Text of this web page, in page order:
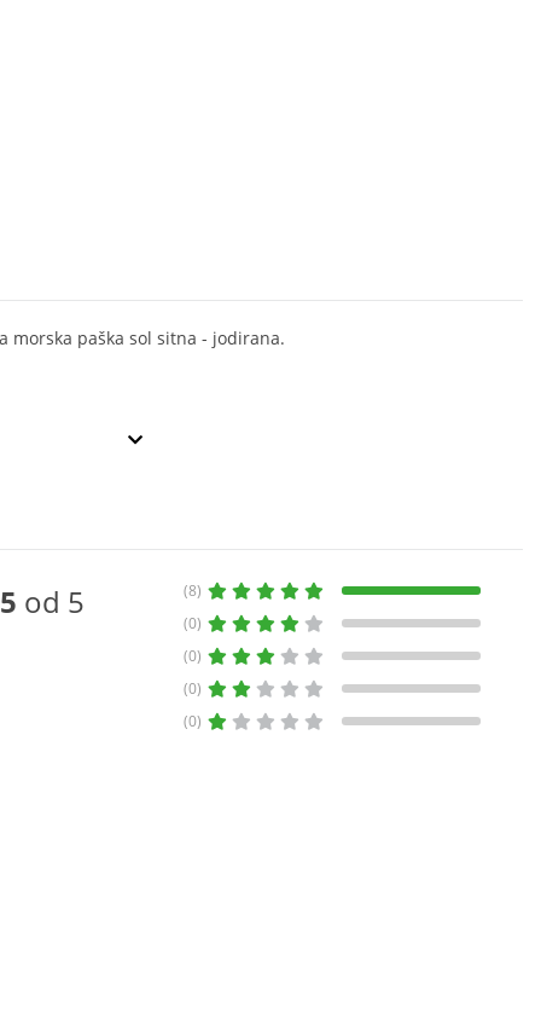
morska paška sol sitna - jodirana.
5 od 5
(8)
(0)
(0)
(0)
(0)